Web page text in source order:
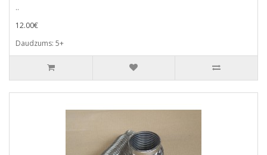
..
12.00€
Daudzums: 5+